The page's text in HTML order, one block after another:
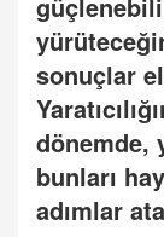
yürütece
sonuçlar
dönemde,
bunları
adımlar